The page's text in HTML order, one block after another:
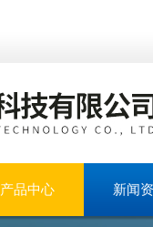
产品中心 新闻